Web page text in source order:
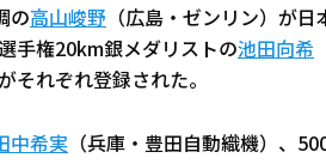
の高山峻野 （広島・ゼンリン）が
手権20km銀メダリストの池田向希
それぞれ登録された。
中希実 （兵庫・豊田自動織機）、